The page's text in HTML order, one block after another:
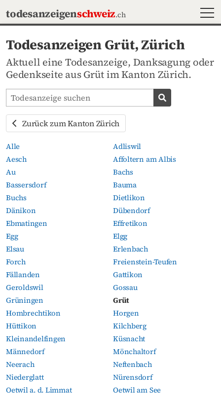
todesanzeigenschweiz.ch
Todesanzeigen Grüt, Zürich
Aktuell eine Todesanzeige, Danksagung oder
Gedenkseite aus Grüt im Kanton Zürich.
Todesanzeigen-Portal durchsuchen
Todesanzeige
Zurück zum Kanton Zürich
Alle
Adliswil
Aesch
Affoltern am Albis
Au
Bachs
Bassersdorf
Bauma
Buchs
Dietlikon
Dänikon
Dübendorf
Ebmatingen
Effretikon
Egg
Elgg
Elsau
Erlenbach
Forch
Freienstein-Teufen
Fällanden
Gattikon
Geroldswil
Gossau
Grüningen
Grüt
Hombrechtikon
Horgen
Hüttikon
Kilchberg
Kleinandelfingen
Küsnacht
Männedorf
Mönchaltorf
Neerach
Neftenbach
Niederglatt
Nürensdorf
Oetwil a. d. Limmat
Oetwil am See